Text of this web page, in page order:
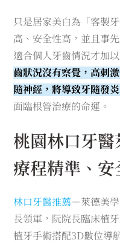
只是居家美白為「客製
高、安全性高，並且事
適合個人牙齒情況才加以
齒狀況沒有察覺，高刺
隨神經，將導致牙隨發炎
面臨根管治療的命運。
桃園林口牙
療程精準、
林口牙醫推薦－萊德美
長領軍，阮院長臨床植
植牙手術搭配3D數位導